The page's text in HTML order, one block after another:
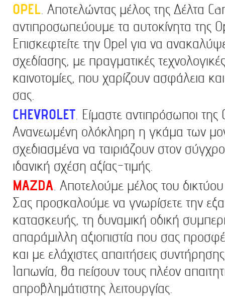
OPEL. Αποτελώντας μέλος της Δέλτα
αντιπροσωπεύουμε τα αυτοκίνητα της
Επισκεφτείτε την Opel για να
σχεδίασης, με πραγματικές
καινοτομίες, που χαρίζουν ασφάλεια
σας.
CHEVROLET. Είμαστε αντιπρόσωποι
Ανανεωμένη ολόκληρη η γκάμα των
σχεδιασμένα να ταιριάζουν στον
ιδανική σχέση αξίας-τιμής.
MAZDA. Αποτελούμε μέλος του
Σας προσκαλούμε να γνωρίσετε την
κατασκευής, τη δυναμική οδική
απαράμιλλη αξιοπιστία που σας
και με ελάχιστες απαιτήσεις
Ιαπωνία, θα πείσουν τους πλέον
απροβλημάτιστης λειτουργίας.